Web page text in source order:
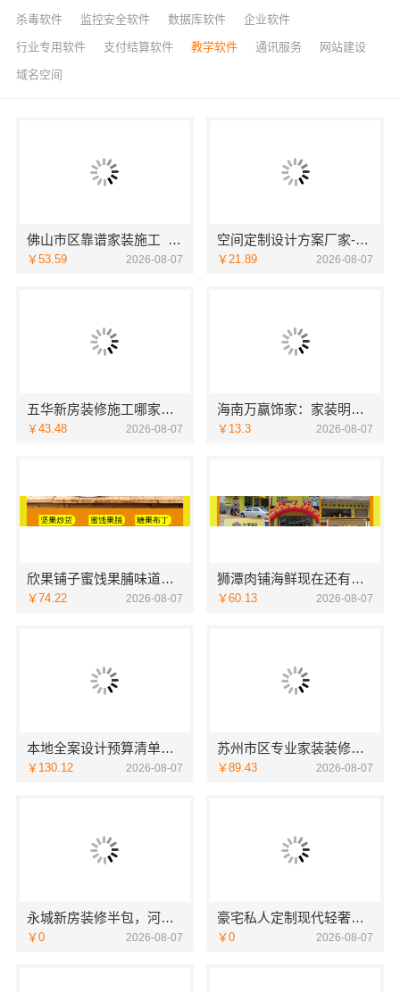
杀毒软件 监控安全软件 数据库软件 企业软件
行业专用软件 支付结算软件 教学软件 通讯服务 网站建设
域名空间
佛山市区靠谱家装施工_佛山市雅居美家建筑装饰工程有限公司
￥53.59 2026-08-07
空间定制设计方案厂家-江西圣匠新型环保材料有限公司
￥21.89 2026-08-07
五华新房装修施工哪家好？云南至高新型建材有限公司专业可靠
￥43.48 2026-08-07
海南万赢饰家：家装明细报价公开
￥13.3 2026-08-07
欣果铺子蜜饯果脯味道非常不错
￥74.22 2026-08-07
狮潭肉铺海鲜现在还有优惠
￥60.13 2026-08-07
本地全案设计预算清单创益讯建筑
￥130.12 2026-08-07
苏州市区专业家装装修多少钱咨询苏州百年豪庭新材料有限公司
￥89.43 2026-08-07
永城新房装修半包，河南璟臻环保建材有限公司省心选择
￥0 2026-08-07
豪宅私人定制现代轻奢流程-江苏东钢金属家居有限公司
￥0 2026-08-07